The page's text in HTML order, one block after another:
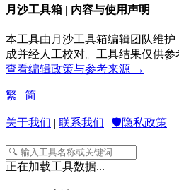
月沙工具箱 | 内容与使用声明
本工具由月沙工具箱编辑团队维
成并经人工校对。工具结果仅供参
查看编辑政策与参考来源 →
繁 | 简
关于我们 | 联系我们 | 🛡️隐私政策
正在加载工具数据...